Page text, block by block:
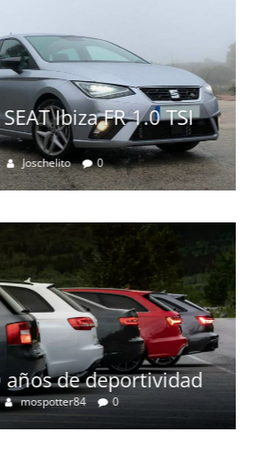
Ibiza FR 1.0 TSI
Joschelito 0
años de deportividad
mospotter84 0